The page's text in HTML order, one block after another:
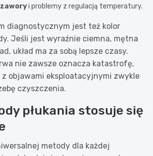
i problemy z regulacją temperatury.
diagnostycznym jest też kolor
Jeśli jest wyraźnie ciemna, mętna
układ ma za sobą lepsze czasy.
nie zawsze oznacza katastrofę,
z objawami eksploatacyjnymi zwykle
czyszczenia.
płukania stosuje się
metody dla każdej